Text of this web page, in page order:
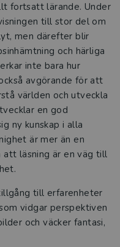
klyftorna
som vill skapa
även i
skolutveckling
och Gunilla
och Jan
fortsatt lärande. Under
till stor del om
men därefter blir
och härliga
inte bara hur
avgörande för att
världen och utveckla
en god
ny kunskap i alla
är mer än en
att läsning är en väg till
till erfarenheter
vidgar perspektiven
och väcker fantasi,